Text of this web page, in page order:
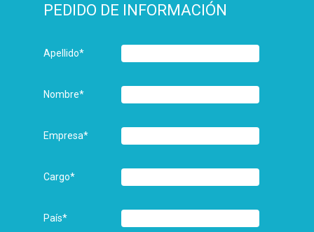
PEDIDO DE INFORMACIÓN
Apellido*
Nombre*
Empresa*
Cargo*
País*